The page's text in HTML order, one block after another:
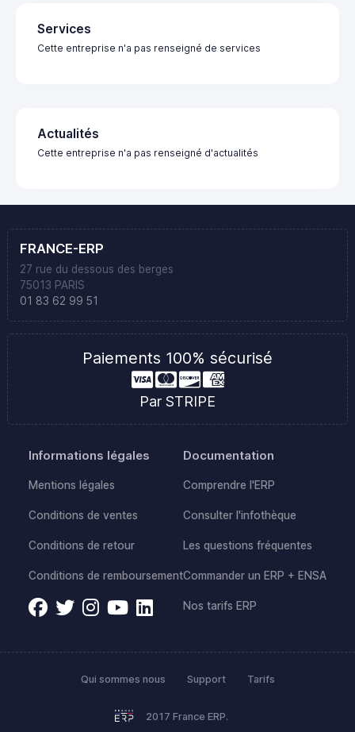
Services
Cette entreprise n'a pas renseigné de services
Actualités
Cette entreprise n'a pas renseigné d'actualités
FRANCE-ERP
27 rue du dessous des berges
75013 PARIS
01 83 62 99 51
Paiements 100% sécurisé
Par STRIPE
Informations légales
Mentions légales
Conditions de ventes
Conditions de retour
Conditions de remboursement
Documentation
Comprendre l'ERP
Consulter l'infothèque
Les questions fréquentes
Commander un ERP + ENSA
Nos tarifs ERP
2017 France ERP.
Qui sommes nous Support Tarifs